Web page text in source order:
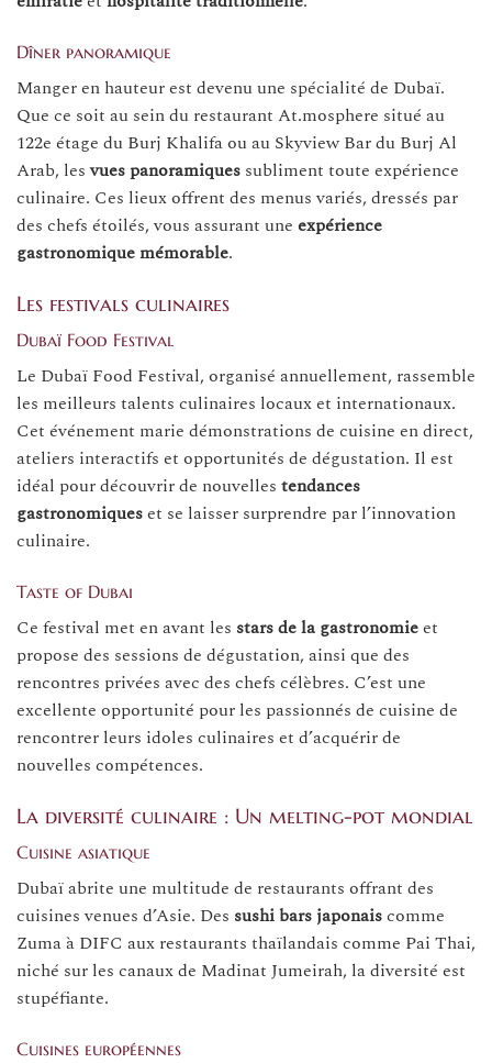
Dîner panoramique
Manger en hauteur est devenu une spécialité de Dubaï.
Que ce soit au sein du restaurant At.mosphere situé au
122e étage du Burj Khalifa ou au Skyview Bar du Burj Al
Arab, lesvues panoramiques subliment toute expérience
culinaire. Ces lieux offrent des menus variés, dressés par
des chefs étoilés, vous assurant une expérience
gastronomique mémorable.
Les festivals culinaires
Dubaï Food Festival
Le Dubaï Food Festival, organisé annuellement, rassemble
les meilleurs talents culinaires locaux et internationaux.
Cet événement marie démonstrations de cuisine en direct,
ateliers interactifs et opportunités de dégustation. Il est
idéal pour découvrir de nouvelles tendances
gastronomiqueset se laisser surprendre par l’innovation
culinaire.
Taste of Dubai
Ce festival met en avant les stars de la gastronomieet
propose des sessions de dégustation, ainsi que des
rencontres privées avec des chefs célèbres. C’est une
excellente opportunité pour les passionnés de cuisine de
rencontrer leurs idoles culinaires et d’acquérir de
nouvelles compétences.
La diversité culinaire : Un melting-pot mondial
Cuisine asiatique
Dubaï abrite une multitude de restaurants offrant des
cuisines venues d’Asie. Des sushi bars japonaiscomme
Zuma à DIFC aux restaurants thaïlandais comme Pai Thai,
niché sur les canaux de Madinat Jumeirah, la diversité est
stupéfiante.
Cuisines européennes